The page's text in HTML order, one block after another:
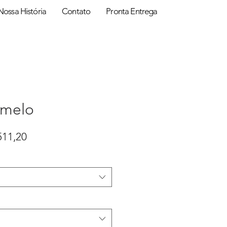
História Contato Pronta Entrega
Preço